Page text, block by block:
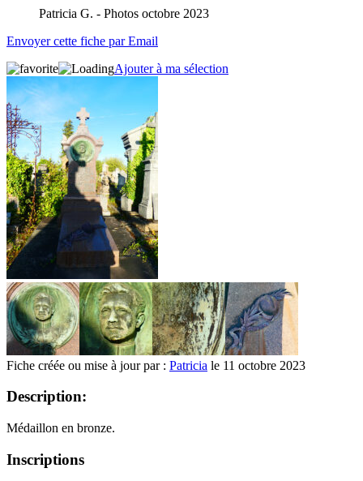
Patricia G. - Photos octobre 2023
Envoyer cette fiche par Email
Ajouter à ma sélection
Fiche créée ou mise à jour par : Patricia le 11 octobre 2023
Description:
Médaillon en bronze.
Inscriptions